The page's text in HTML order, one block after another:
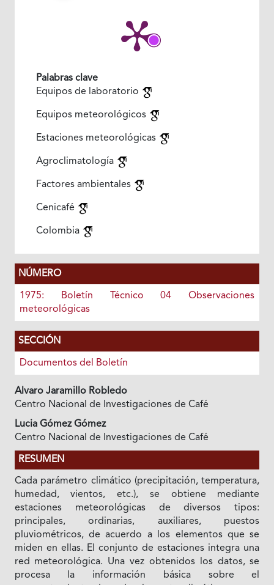
Palabras clave
Equipos de laboratorio
Equipos meteorológicos
Estaciones meteorológicas
Agroclimatología
Factores ambientales
Cenicafé
Colombia
NÚMERO
1975: Boletín Técnico 04 Observaciones
meteorológicas
SECCIÓN
Documentos del Boletín
Alvaro Jaramillo Robledo
Centro Nacional de Investigaciones de Café
Lucia Gómez Gómez
Centro Nacional de Investigaciones de Café
RESUMEN
Cada parámetro climático (precipitación, temperatura,
humedad, vientos, etc.), se obtiene mediante
estaciones meteorológicas de diversos tipos:
principales, ordinarias, auxiliares, puestos
pluviométricos, de acuerdo a los elementos que se
miden en ellas. El conjunto de estaciones integra una
red meteorológica. Una vez obtenidos los datos, se
procesa la información básica sobre el